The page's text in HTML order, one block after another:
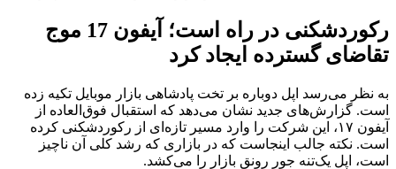
رکوردشکنی در راه است؛ آیفون 17 موج
تقاضای گسترده ایجاد کرد
به نظر می‌رسد اپل دوباره بر تخت پادشاهی بازار موبایل تکیه زده
است. گزارش‌های جدید نشان می‌دهد که استقبال فوق‌العاده از
آیفون ۱۷، این شرکت را وارد مسیر تازه‌ای از رکوردشکنی کرده
است. نکته جالب اینجاست که در بازاری که رشد کلی آن ناچیز
است، اپل یک‌تنه جور رونق بازار را می‌کشد.